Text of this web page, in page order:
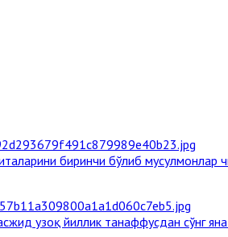
биринчи бўлиб мусулмонлар
узоқ йиллик танаффусдан сўнг